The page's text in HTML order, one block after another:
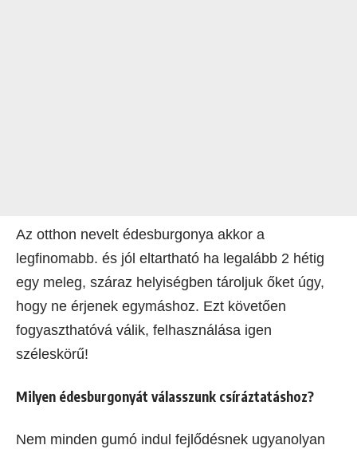
Az otthon nevelt édesburgonya akkor a
legfinomabb. és jól eltartható ha legalább 2 hétig
egy meleg, száraz helyiségben tároljuk őket úgy,
hogy ne érjenek egymáshoz. Ezt követően
fogyaszthatóvá válik, felhasználása igen
széleskörű!
Milyen édesburgonyát válasszunk csíráztatáshoz?
Nem minden gumó indul fejlődésnek ugyanolyan